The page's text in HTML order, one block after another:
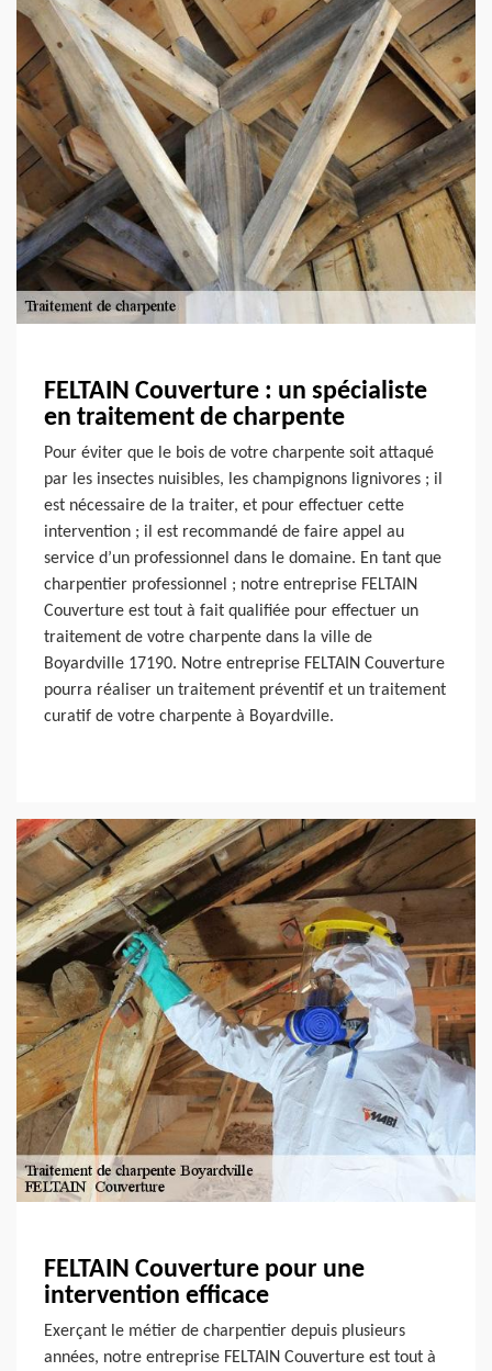
FELTAIN Couverture : un spécialiste
en traitement de charpente
Pour éviter que le bois de votre charpente soit attaqué
par les insectes nuisibles, les champignons lignivores ; il
est nécessaire de la traiter, et pour effectuer cette
intervention ; il est recommandé de faire appel au
service d’un professionnel dans le domaine. En tant que
charpentier professionnel ; notre entreprise FELTAIN
Couverture est tout à fait qualifiée pour effectuer un
traitement de votre charpente dans la ville de
Boyardville 17190. Notre entreprise FELTAIN Couverture
pourra réaliser un traitement préventif et un traitement
curatif de votre charpente à Boyardville.
FELTAIN Couverture pour une
intervention efficace
Exerçant le métier de charpentier depuis plusieurs
années, notre entreprise FELTAIN Couverture est tout à